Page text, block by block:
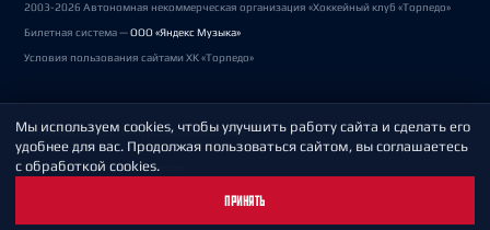
2003-2026 Автономная некоммерческая организация «Хоккейный клуб «Торпедо»
Билетная система —ООО «Яндекс Музыка»
Условия пользования сайтами ХК «Торпедо»
Политика обработки персональных данных
Пользовательское соглашение
Мы используем cookies, чтобы улучшить работу сайта и сделать его
удобнее для вас. Продолжая пользоваться сайтом, вы соглашаетесь
с обработкой cookies.
ПРИНЯТЬ